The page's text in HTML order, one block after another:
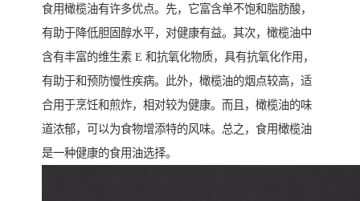
食用橄榄油有许多优点。先，它富含单不饱和脂肪酸，
有助于降低胆固醇水平，对健康有益。其次，橄榄油中
含有丰富的维生素 E 和抗氧化物质，具有抗氧化作用，
有助于和预防慢性疾病。此外，橄榄油的烟点较高，适
合用于烹饪和煎炸，相对较为健康。而且，橄榄油的味
道浓郁，可以为食物增添特的风味。总之，食用橄榄油
是一种健康的食用油选择。